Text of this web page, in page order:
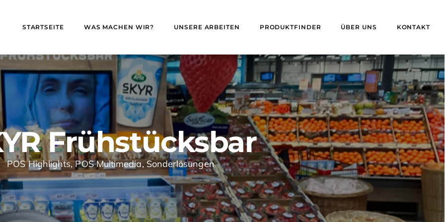
STARTSEITE WAS MACHEN WIR? UNSERE ARBEITEN PRODUKTFINDER ÜBER UNS KONTAKT
Frühstücksbar
POS Highlights,POS Multimedia,Sonderlösungen